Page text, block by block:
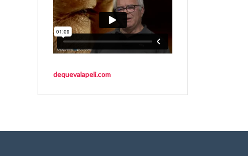
dequevalapeli.com